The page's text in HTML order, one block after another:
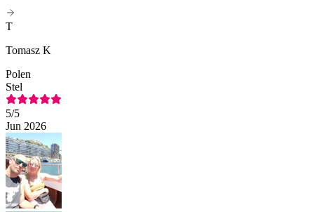
T
Tomasz K
Polen
Stel
5/5
Jun 2026